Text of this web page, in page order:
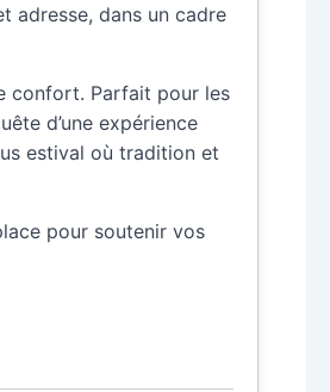
adresse, dans un cadre
confort. Parfait pour les
d’une expérience
estival où tradition et
pour soutenir vos